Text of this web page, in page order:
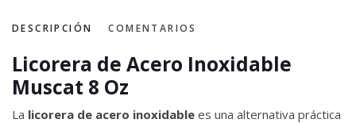
DESCRIPCIÓN COMENTARIOS
Licorera de Acero Inoxidable
Muscat 8 Oz
La licorera de acero inoxidable es una alternativa práctica